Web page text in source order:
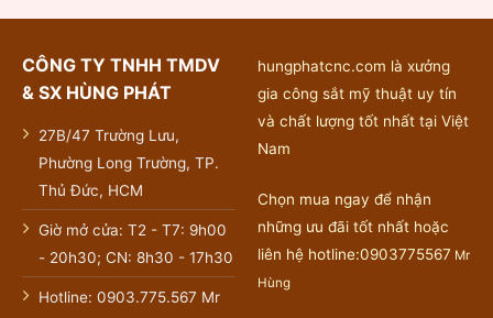
CÔNG TY TNHH TMDV
& SX HÙNG PHÁT
27B/47 Trường Lưu,
Phường Long Trường, TP.
Thủ Đức, HCM
Giờ mở cửa: T2 - T7: 9h00
- 20h30; CN: 8h30 - 17h30
Hotline: 0903.775.567 Mr
hungphatcnc.com là xưởng
gia công sắt mỹ thuật uy tín
và chất lượng tốt nhất tại Việt
Nam
Chọn mua ngay để nhận
những ưu đãi tốt nhất hoặc
liên hệ hotline:0903775567 Mr
Hùng